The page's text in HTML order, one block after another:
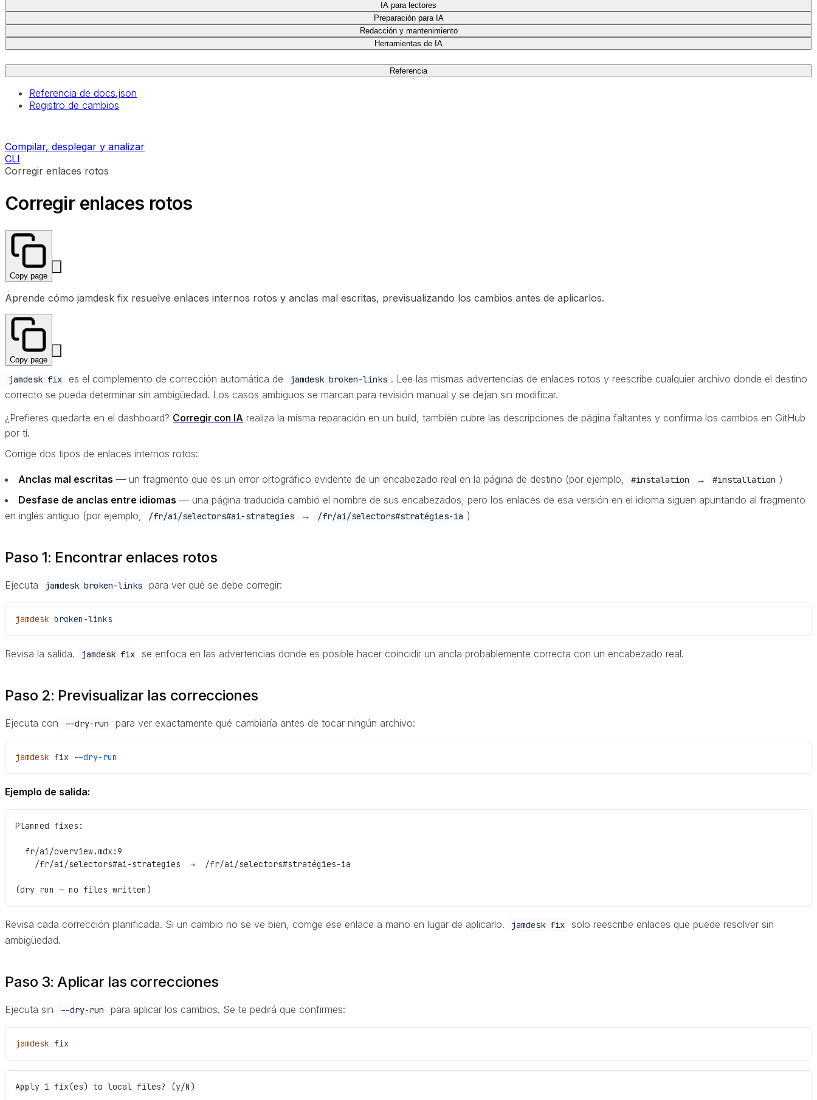
IA para lectores
Preparación para IA
Redacción y mantenimiento
Herramientas de IA
Referencia
Referencia de docs.json
Registro de cambios
Compilar, desplegar y analizar
CLI
Corregir enlaces rotos
Corregir enlaces rotos
Copy page
Aprende cómo jamdesk fix resuelve enlaces internos rotos y anclas mal escritas, previsualizando los cambios antes de aplicarlos.
Copy page
jamdesk fix es el complemento de corrección automática de jamdesk broken-links . Lee las mismas advertencias de enlaces rotos y reescribe cualquier archivo donde el destino
correcto se pueda determinar sin ambigüedad. Los casos ambiguos se marcan para revisión manual y se dejan sin modificar.
¿Prefieres quedarte en el dashboard? Corregir con IA realiza la misma reparación en un build, también cubre las descripciones de página faltantes y confirma los cambios en GitHub
por ti.
Corrige dos tipos de enlaces internos rotos:
Anclas mal escritas — un fragmento que es un error ortográfico evidente de un encabezado real en la página de destino (por ejemplo, #instalation → #installation )
Desfase de anclas entre idiomas — una página traducida cambió el nombre de sus encabezados, pero los enlaces de esa versión en el idioma siguen apuntando al fragmento
en inglés antiguo (por ejemplo,
/fr/ai/selectors#ai-strategies → /fr/ai/selectors#stratégies-ia )
Paso 1: Encontrar enlaces rotos
Ejecuta jamdesk broken-links para ver qué se debe corregir:
jamdesk broken-links
Revisa la salida. jamdesk fix se enfoca en las advertencias donde es posible hacer coincidir un ancla probablemente correcta con un encabezado real.
Paso 2: Previsualizar las correcciones
Ejecuta con --dry-run para ver exactamente qué cambiaría antes de tocar ningún archivo:
jamdesk fix --dry-run
Ejemplo de salida:
Planned fixes:
  fr/ai/overview.mdx:9
    /fr/ai/selectors#ai-strategies  →  /fr/ai/selectors#stratégies-ia
(dry run — no files written)
Revisa cada corrección planificada. Si un cambio no se ve bien, corrige ese enlace a mano en lugar de aplicarlo. jamdesk fix
solo reescribe enlaces que puede resolver sin
ambigüedad.
Paso 3: Aplicar las correcciones
Ejecuta sin --dry-run para aplicar los cambios. Se te pedirá que confirmes:
jamdesk fix
Apply 1 fix(es) to local files? (y/N)